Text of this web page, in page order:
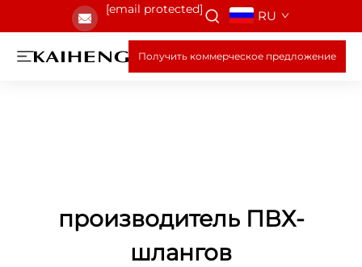
[email protected] RU
Получить коммерческое предложение
производитель ПВХ-
шлангов